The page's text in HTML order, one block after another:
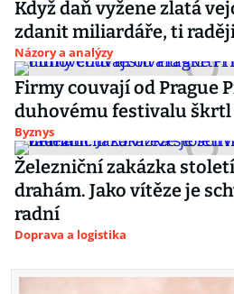
Když daň vyžene zlatá
zdanit miliardáře, ti
Názory a analýzy
Firmy couvají od Prague
duhovému festivalu
Byznys
Železniční zakázka
drahám. Jako vítěze je
radní
Doprava a logistika